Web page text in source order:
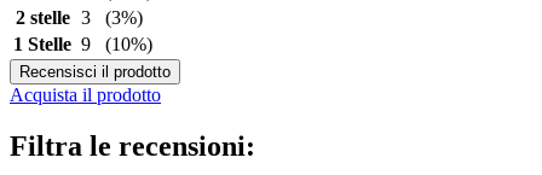
2 stelle 3
(3%)
1 Stelle 9 (10%)
Recensisci il prodotto
Acquista il prodotto
Filtra le recensioni: